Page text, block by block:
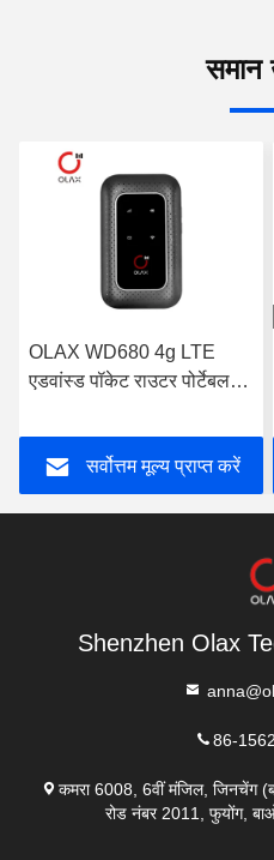
समान
OLAX WD680 4g LTE
एडवांस्ड पॉकेट राउटर पोर्टेबल
सर्वोत्तम मूल्य प्राप्त करें
Shenzhen Olax
86-
कमरा 6008, 6वीं मंजिल, जिनचेंग
रोड नंबर 2011, फुयोंग,